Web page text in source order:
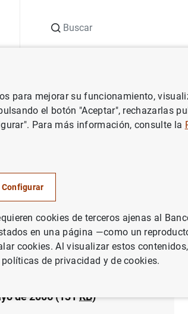
Central Europeo Evolución monetaria de
de 2006 (131KB)
para mejorar su funcionamiento,
el botón "Aceptar", rechazarlas
Para más información, consulte la
Configurar
cookies de terceros ajenas al
en una página —como un
cookies. Al visualizar estos
de privacidad y de cookies.